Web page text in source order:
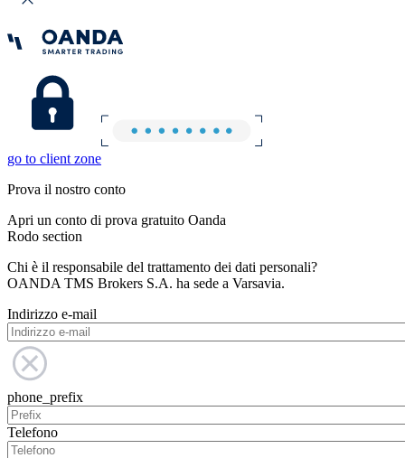
go to client zone
Prova il nostro conto
Apri un conto di prova gratuito Oanda
Rodo section
Chi è il responsabile del trattamento dei dati personali?
OANDA TMS Brokers S.A. ha sede a Varsavia.
Indirizzo e-mail
phone_prefix
Telefono